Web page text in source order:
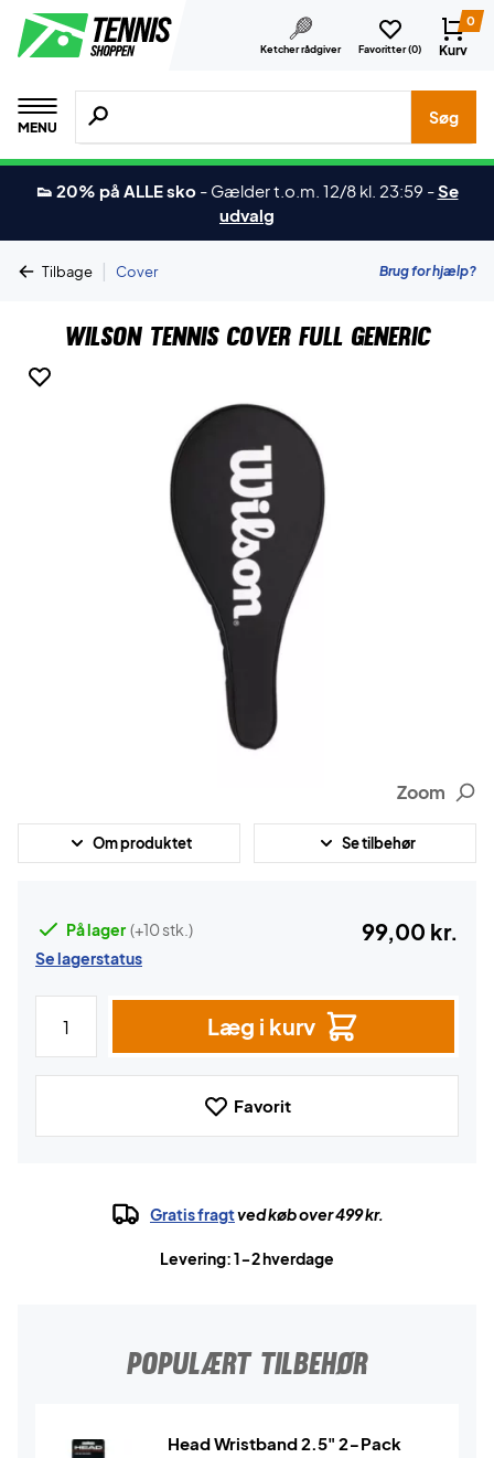
Ketcher rådgiver Favoritter (0)
0
Kurv
MENU
Søg efter produkter, mærker etc.
Søg
👟 20% på ALLE sko - Gælder t.o.m. 12/8 kl. 23:59 -Se
udvalg
Tilbage | Cover Brug for hjælp?
Wilson Tennis Cover Full Generic
Zoom
Om produktet Se tilbehør
På lager (+10 stk.)
Se lagerstatus
99,00 kr.
Læg i kurv
Favorit
Gratis fragtved køb over 499 kr.
Levering: 1-2 hverdage
POPULÆRT TILBEHØR
Head Wristband 2.5" 2-Pack